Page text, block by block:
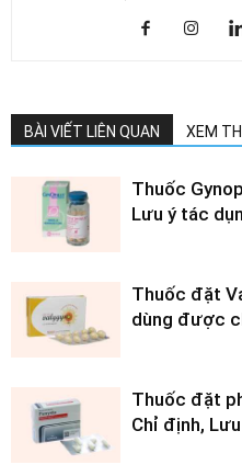
BÀI VIẾT LIÊN QUAN XEM
Thuốc
Lưu ý tác
Thuốc đặt
dùng được
Thuốc đặt
Chỉ định,